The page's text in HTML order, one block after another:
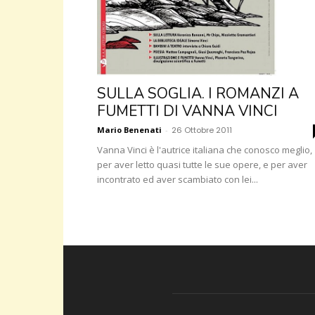
SULLA SOGLIA. I ROMANZI A
FUMETTI DI VANNA VINCI
Mario Benenati - 26 Ottobre 2011
Vanna Vinci è l'autrice italiana che conosco meglio,
per aver letto quasi tutte le sue opere, e per aver
incontrato ed aver scambiato con lei...